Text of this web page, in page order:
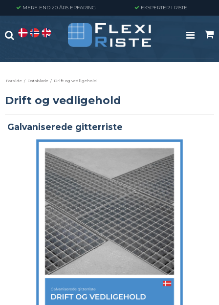
MERE END 20 ÅRS ERFARING EKSPERTER I RISTE
Forside / Datablade / Drift og vedligehold
Drift og vedligehold
Galvaniserede gitterriste